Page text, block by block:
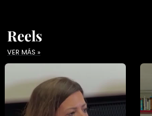
Reels
VER MÁS »